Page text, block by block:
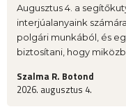
Augusztus 4. a
interjúalanyaink
polgári munkából, és
biztosítani, hogy
Szalma R. Botond
2026. augusztus 4.